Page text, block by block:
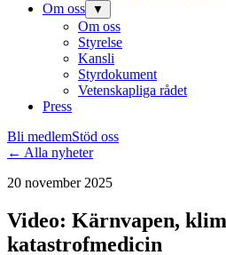
Om oss
▼
Om oss
Styrelse
Kansli
Styrdokument
Vetenskapliga rådet
Press
Bli medlemStöd oss
← Alla nyheter
20 november 2025
Video: Kärnvapen,
katastrofmedicin